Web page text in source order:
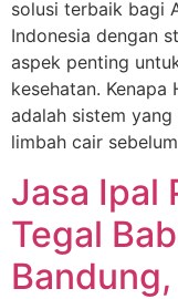
solusi terbaik bagi
Indonesia dengan
aspek penting
kesehatan. Kenapa
adalah sistem
limbah cair
Jasa Ipal
Tegal
Bandung,